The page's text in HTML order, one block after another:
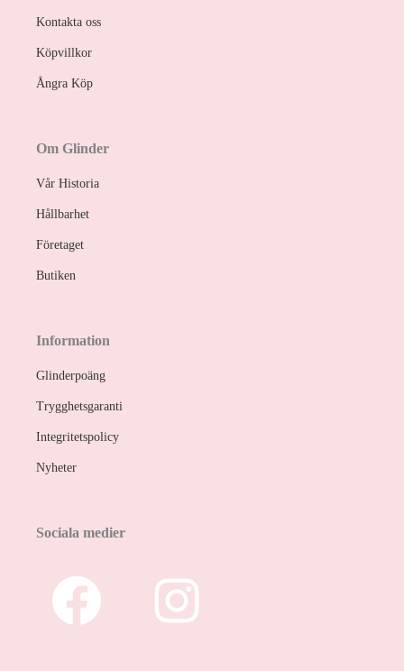
Kontakta oss
Köpvillkor
Ångra Köp
Om Glinder
Vår Historia
Hållbarhet
Företaget
Butiken
Information
Glinderpoäng
Trygghetsgaranti
Integritetspolicy
Nyheter
Sociala medier